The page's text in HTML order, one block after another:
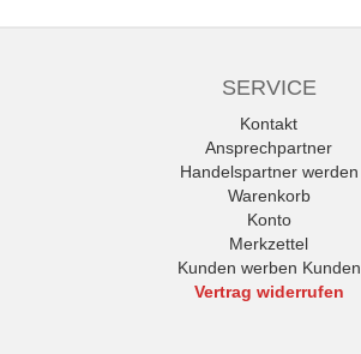
SERVICE
Kontakt
Ansprechpartner
Handelspartner werden
Warenkorb
Konto
Merkzettel
Kunden werben Kunden
Vertrag widerrufen